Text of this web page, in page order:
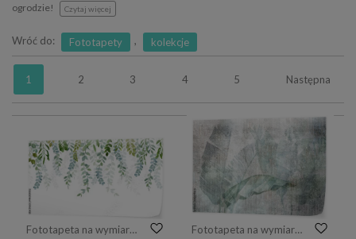
ogrodzie!
Czytaj więcej
Wróć do: Fototapety , kolekcje
1 2 3 4 5 Następna
Fototapeta na wymiar Gałęzie roślin zwisają od góry do dołu Fototapeta na wymiar Duże liście bananowca. Fototapeta w stylu grunge